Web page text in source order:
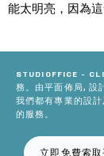
能太明亮，因為
STUDIOFFICE -
務。由平面佈局, 設
我們都有專業的設
的服務。
立即免費索